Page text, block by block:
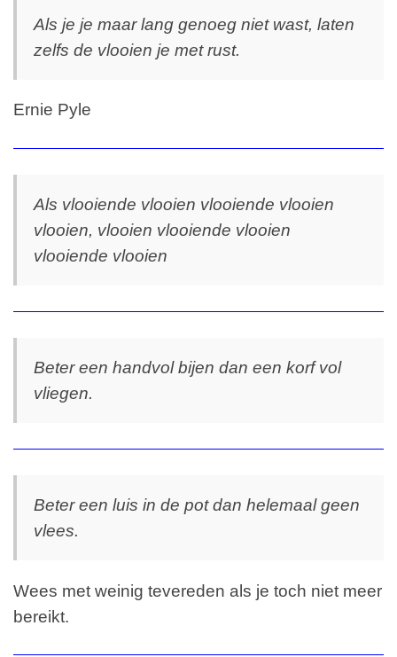
Als je je maar lang genoeg niet wast, laten
zelfs de vlooien je met rust.
Ernie Pyle
Als vlooiende vlooien vlooiende vlooien
vlooien, vlooien vlooiende vlooien
vlooiende vlooien
Beter een handvol bijen dan een korf vol
vliegen.
Beter een luis in de pot dan helemaal geen
vlees.
Wees met weinig tevereden als je toch niet meer
bereikt.